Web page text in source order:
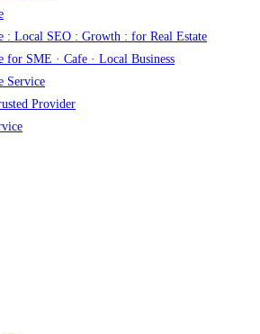
: Local SEO : Growth : for Real Estate
for SME · Cafe · Local Business
Service
Provider